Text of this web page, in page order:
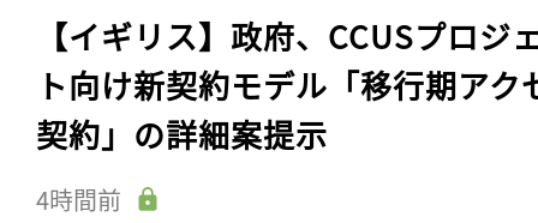
【イギリス】政府、CCUSプロジ
ト向け新契約モデル「移行期アク
契約」の詳細案提示
4時間前